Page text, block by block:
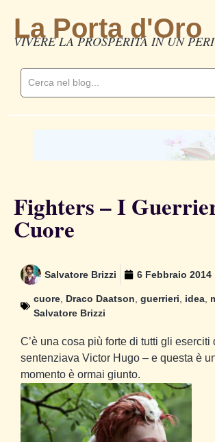
La Porta d'Oro
VIVERE LA PROSPERITÀ IN UN
Fighters – I
Cuore
Salvatore Brizzi 6 Febbraio 2014
cuore Draco Daatson guerrieri idea
Salvatore Brizzi
C’è una cosa più forte di tutti gli eserciti
sentenziava Victor Hugo – e questa è
momento è ormai giunto.